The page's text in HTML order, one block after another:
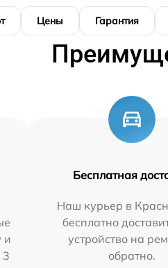
Цены Гарантия
и
3
Бесплатная
Наш курьер в
бесплатно
устройство на
обратно.